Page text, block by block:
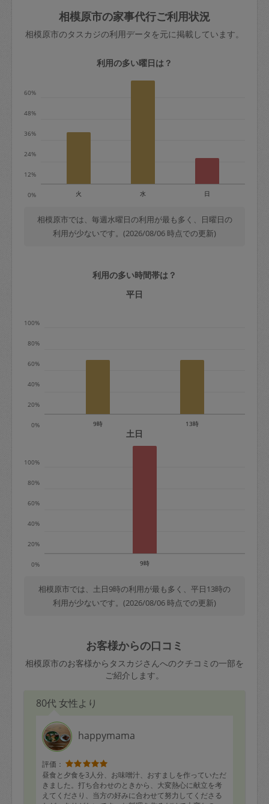
依頼者不在による当日キャンセル＝依頼
金額の100%＋交通費全額
※例：依頼日時／土曜日午前9時開始の場
金曜日9時～土曜日8時まで＝依頼金額の
＋交通費全額
依頼者不在による当日キャンセル＝依頼
金額の100%＋交通費全額
定期契約をキャンセルする場合、毎週定
期は月2回まで隔週定期は月1回までキャ
※キャンセル料金の設定について：
定期依頼1回（3時間）の金額とスポット
きた場合は損害保険の対象外となるので
ご注意ください。
玉、など
あわせてこちらも参照ください：初めて
はありますか？
相模原市の家事代行ご利用状況
相模原市のタスカジの利用データを元に掲載しています。
利用の多い曜日は？
0%
12%
24%
36%
48%
60%
火 水 日
相模原市では、毎週水曜日の利用が最も多く、日曜日の
利用が少ないです。(2026/08/06 時点での更新)
利用の多い時間帯は？
平日
0%
20%
40%
60%
80%
100%
9時 13時
土日
0%
20%
40%
60%
80%
100%
9時
相模原市では、土日9時の利用が最も多く、平日13時の
利用が少ないです。(2026/08/06 時点での更新)
お客様からの口コミ
相模原市のお客様からタスカジさんへのクチコミの一部を
ご紹介します。
80代 女性より
happymama
評価：
昼食と夕食を3人分、お味噌汁、おすましを作っていただ
きました。打ち合わせのときから、大変熱心に献立を考
えてくださり、当方の好みに合わせて努力してくださる